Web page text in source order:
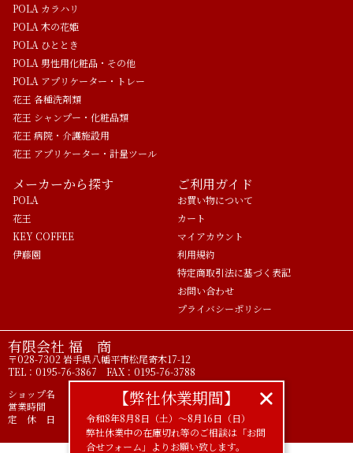
POLA カラハリ
POLA 木の花姫
POLA ひととき
POLA 男性用化粧品・その他
POLA アプリケーター・トレー
花王 各種洗剤類
花王 シャンプー・化粧品類
花王 病院・介護施設用
花王 アプリケーター・計量ツール
メーカーから探す
POLA
花王
KEY COFFEE
伊藤園
ご利用ガイド
お買い物について
カート
マイアカウント
利用規約
特定商取引法に基づく表記
お問い合わせ
プライバシーポリシー
有限会社 福 商
〒028-7302 岩手県八幡平市松尾寄木17-12
TEL：0195-76-3867 FAX：0195-76-3788
ショップ名 ライフアメニティ POLA正規代理店
営業時間 9時00分～17時00分
定 休 日 土 日 祝
【弊社休業期間】
令和8年8月8日（土）〜8月16日（日）
弊社休業中の在庫切れ等のご相談は「お問
合せフォーム」よりお願い致します。